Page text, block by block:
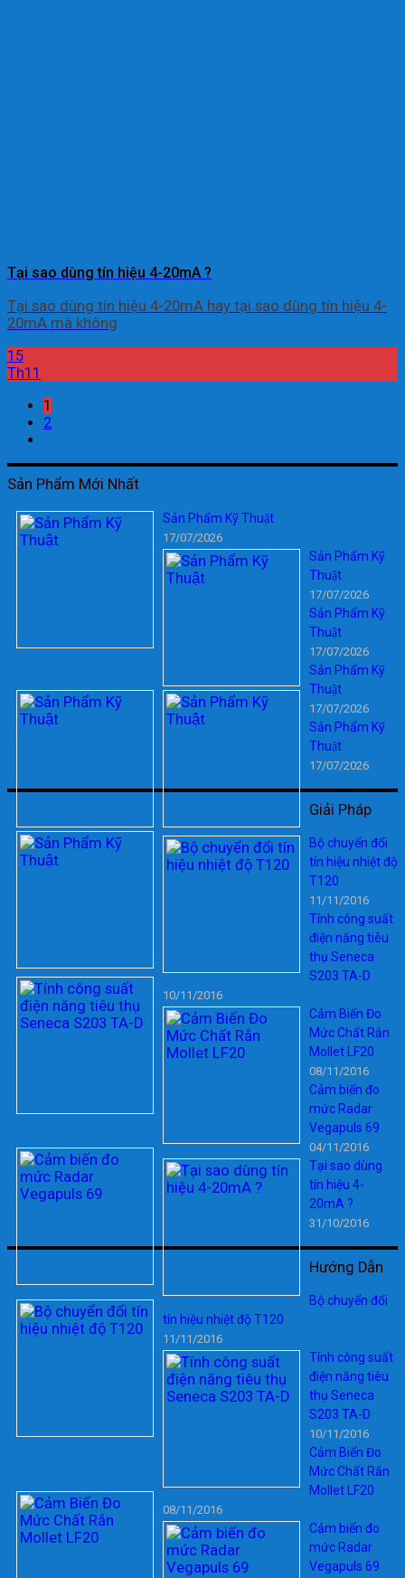
Tại sao dùng tín hiệu 4-20mA ?
Tại sao dùng tín hiệu 4-20mA hay tại sao dùng tín hiệu 4-
20mA mà không
15
Th11
1
2
Sản Phẩm Mới Nhất
Sản Phẩm Kỹ Thuật
17/07/2026
Sản Phẩm Kỹ
Thuật
17/07/2026
Sản Phẩm Kỹ
Thuật
17/07/2026
Sản Phẩm Kỹ
Thuật
17/07/2026
Sản Phẩm Kỹ
Thuật
17/07/2026
Giải Pháp
Bộ chuyển đổi
tín hiệu nhiệt độ
T120
11/11/2016
Tính công suất
điện năng tiêu
thụ Seneca
S203 TA-D
10/11/2016
Cảm Biến Đo
Mức Chất Rắn
Mollet LF20
08/11/2016
Cảm biến đo
mức Radar
Vegapuls 69
04/11/2016
Tại sao dùng
tín hiệu 4-
20mA ?
31/10/2016
Hướng Dẫn
Bộ chuyển đổi
tín hiệu nhiệt độ T120
11/11/2016
Tính công suất
điện năng tiêu
thụ Seneca
S203 TA-D
10/11/2016
Cảm Biến Đo
Mức Chất Rắn
Mollet LF20
08/11/2016
Cảm biến đo
mức Radar
Vegapuls 69